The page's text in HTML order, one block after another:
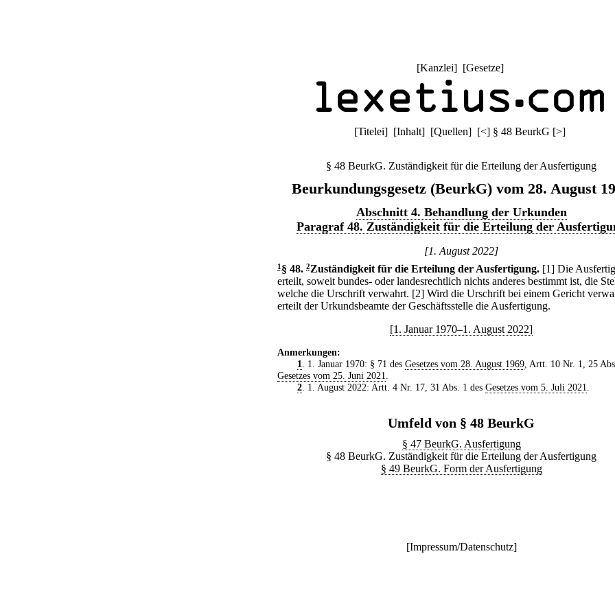
[Kanzlei] [Gesetze]
[Titelei] [Inhalt] [Quellen] [<] § 48 BeurkG [>]
§ 48 BeurkG. Zuständigkeit für die Erteilung der Ausfertigung
Beurkundungsgesetz (BeurkG) vom 28. August
Abschnitt 4. Behandlung der Urkunden
Paragraf 48. Zuständigkeit für die Erteilung der
[1. August 2022]
1 § 48. 2Zuständigkeit für die Erteilung der Ausfertigung. [1] Die
erteilt, soweit bundes- oder landesrechtlich nichts anderes bestimmt ist, die
welche die Urschrift verwahrt. [2] Wird die Urschrift bei einem Gericht
erteilt der Urkundsbeamte der Geschäftsstelle die Ausfertigung.
[1. Januar 1970–1. August 2022]
Anmerkungen:
1
. 1. Januar 1970: § 71 des Gesetzes vom 28. August 1969, Artt. 10 Nr. 1, 25
Gesetzes vom 25. Juni 2021
2. 1. August 2022: Artt. 4 Nr. 17, 31 Abs. 1 des Gesetzes vom 5. Juli 2021
Umfeld von § 48 BeurkG
§ 47 BeurkG. Ausfertigung
§ 48 BeurkG. Zuständigkeit für die Erteilung der Ausfertigung
§ 49 BeurkG. Form der Ausfertigung
[Impressum/Datenschutz]